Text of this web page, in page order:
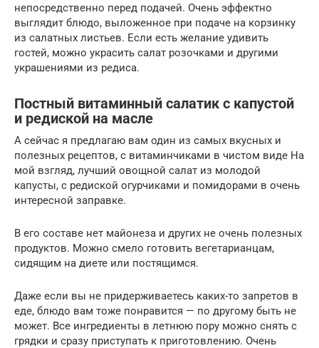
непосредственно перед подачей. Очень эффектно
выглядит блюдо, выложенное при подаче на корзинку
из салатных листьев. Если есть желание удивить
гостей, можно украсить салат розочками и другими
украшениями из редиса.
Постный витаминный салатик с капустой
и редиской на масле
А сейчас я предлагаю вам один из самых вкусных и
полезных рецептов, с витаминчиками в чистом виде На
мой взгляд, лучший овощной салат из молодой
капусты, с редиской огурчиками и помидорами в очень
интересной заправке.
В его составе нет майонеза и других не очень полезных
продуктов. Можно смело готовить вегетарианцам,
сидящим на диете или постящимся.
Даже если вы не придерживаетесь каких-то запретов в
еде, блюдо вам тоже понравится — по другому быть не
может. Все ингредиенты в летнюю пору можно снять с
грядки и сразу приступать к приготовлению. Очень